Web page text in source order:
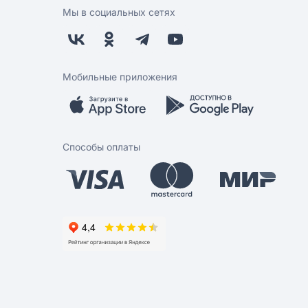
Мы в социальных сетях
Мобильные приложения
Способы оплаты